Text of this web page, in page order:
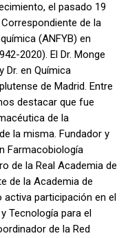
el pasado 19
de la
(ANFYB) en
2020). El Dr. Monge
Dr. en Química
de Madrid. Entre
destacar que fue
de la
la misma. Fundador y
Farmacobiología
de la Real Academia de
de la Academia de
activa participación en el
Tecnología para el
de la Red